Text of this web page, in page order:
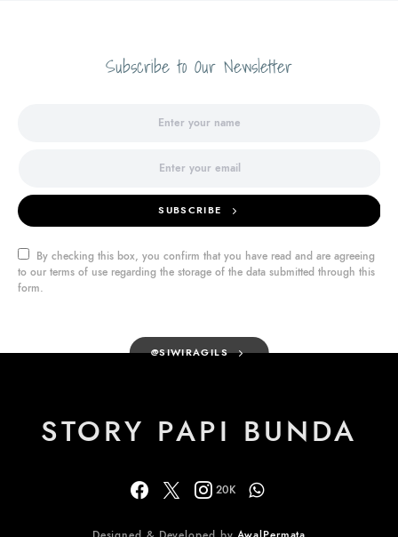
Subscribe to Our Newsletter
SUBSCRIBE
By checking this box, you confirm that you have read and are agreeing
to our terms of use regarding the storage of the data submitted through this
form.
@SIWIRAGILS
STORY PAPI BUNDA
20K